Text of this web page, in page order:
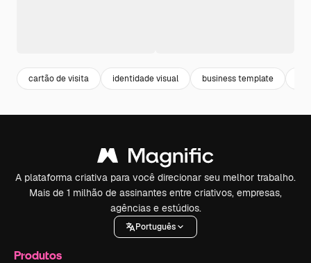
cartão de visita identidade visual business template
A plataforma criativa para você direcionar seu melhor trabalho.
Mais de 1 milhão de assinantes entre criativos, empresas,
agências e estúdios.
Português
Produtos